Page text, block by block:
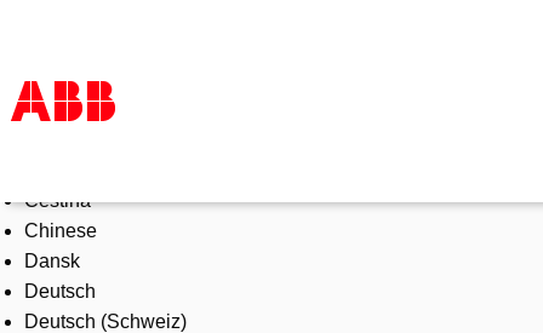
Products & Solutions
Industries
Services
About us
Where to buy
Čeština
Chinese
Dansk
Deutsch
Deutsch (Schweiz)